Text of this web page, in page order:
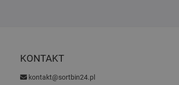
KONTAKT
kontakt@sortbin24.pl